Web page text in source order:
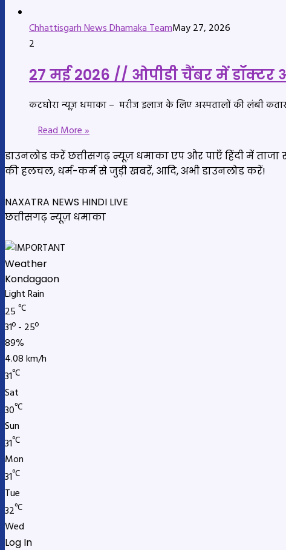
Chhattisgarh News Dhamaka TeamMay 27, 2026
2
27 मई 2026 // ओपीडी चैंबर में डॉक्टर
कटघोरा न्यूज़ धमाका – मरीज इलाज के लिए अस्पतालों की लंबी
Read More »
डाउनलोड करें छत्तीसगढ़ न्यूज़ धमाका एप और पाएँ हिंदी में
की हलचल, धर्म-कर्म से जुड़ी खबरें, आदि, अभी डाउनलोड करें!
NAXATRA NEWS HINDI LIVE
छत्तीसगढ़ न्यूज़ धमाका
Weather
Kondagaon
Light Rain
25 ℃
31º - 25º
89%
4.08 km/h
31℃
Sat
30℃
Sun
31℃
Mon
31℃
Tue
32℃
Wed
Log In